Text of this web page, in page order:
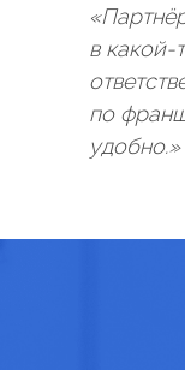
в какой-
по
удобно.»